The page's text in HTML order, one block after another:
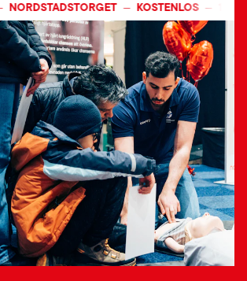
NORDSTADSTORGET — KOSTENLOS — 14